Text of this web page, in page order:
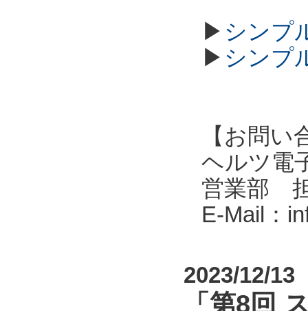
▶ シンプ
▶ シンプ
【お問い
ヘルツ電
営業部
E-Mail：
2023/12/13
「第8回